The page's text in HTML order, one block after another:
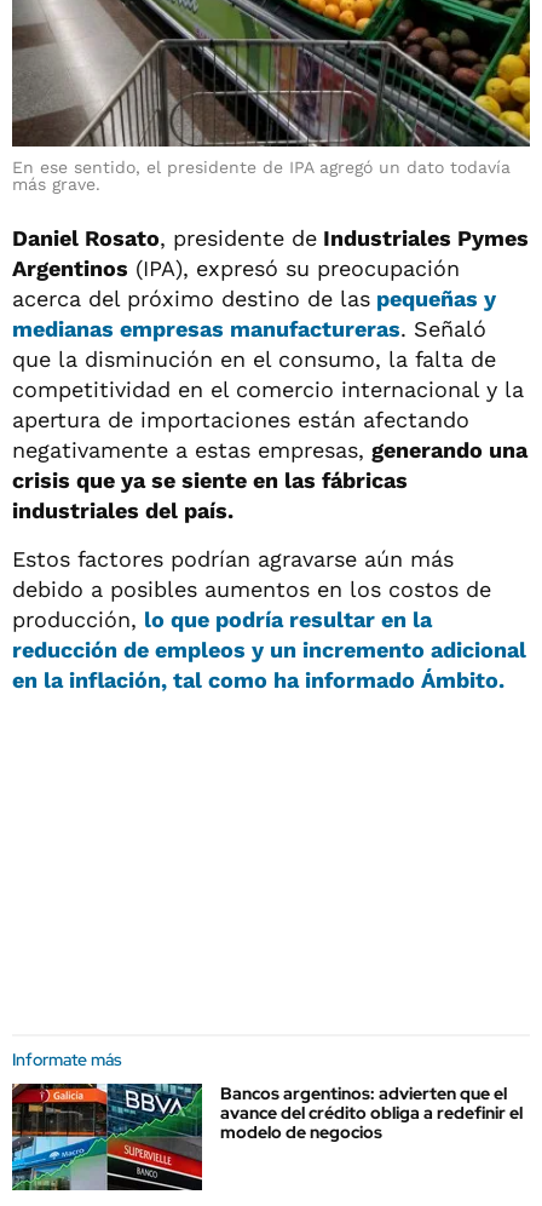
En ese sentido, el presidente de IPA agregó un dato todavía
más grave.
Daniel Rosato, presidente de Industriales Pymes
Argentinos (IPA), expresó su preocupación
acerca del próximo destino de las pequeñas y
medianas empresas manufactureras. Señaló
que la disminución en el consumo, la falta de
competitividad en el comercio internacional y la
apertura de importaciones están afectando
negativamente a estas empresas, generando una
crisis que ya se siente en las fábricas
industriales del país.
Estos factores podrían agravarse aún más
debido a posibles aumentos en los costos de
producción, lo que podría resultar en la
reducción de empleos y un incremento adicional
en la inflación, tal como ha informado Ámbito.
Informate más
Bancos argentinos: advierten que el
avance del crédito obliga a redefinir el
modelo de negocios